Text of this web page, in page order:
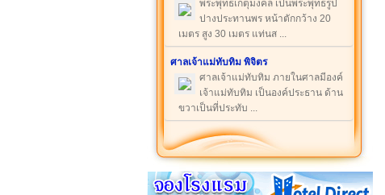
พระพุทธเกตุมงคล เป็นพระพุทธรูป
ปางประทานพร หน้าตักกว้าง 20
เมตร สูง 30 เมตร แท่นส ...
ศาลเจ้าแม่ทับทิม พิจิตร
ศาลเจ้าแม่ทับทิม ภายในศาลมีองค์
เจ้าแม่ทับทิม เป็นองค์ประธาน ด้าน
ขวาเป็นที่ประทับ ...